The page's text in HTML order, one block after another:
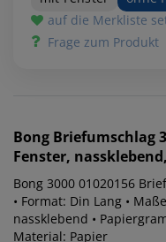
auf die Merkliste
Frage zum Produkt
Bong Briefumschlag
Fenster,
Bong 3000 01020156
• Format: Din Lang •
nassklebend •
Material: Papier